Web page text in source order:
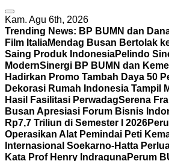
Kam. Agu 6th, 2026
Trending News: BP BUMN dan
Film ItaliaMendag Busan Bertolak
Saing Produk IndonesiaPelindo
ModernSinergi BP BUMN dan
Hadirkan Promo Tambah Daya 50
Dekorasi Rumah Indonesia Tampil
Hasil Fasilitasi PerwadagSerena
Busan Apresiasi Forum Bisnis
Rp7,7 Triliun di Semester I 2026
Operasikan Alat Pemindai Peti
Internasional Soekarno-Hatta
Kata Prof Henry IndragunaPerum